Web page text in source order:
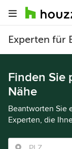
Experten für
Finden Sie
Nähe
Beantworten Sie
Experten, die